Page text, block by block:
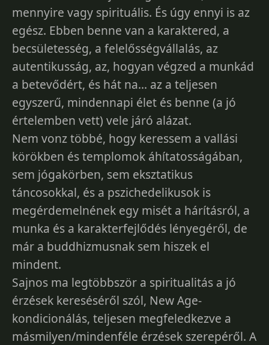
mennyire vagy spirituális. És úgy ennyi is az
egész. Ebben benne van a karaktered, a
becsületesség, a felelősségvállalás, az
autentikusság, az, hogyan végzed a munkád
a betevődért, és hát na... az a teljesen
egyszerű, mindennapi élet és benne (a jó
értelemben vett) vele járó alázat.
Nem vonz többé, hogy keressem a vallási
körökben és templomok áhítatosságában,
sem jógakörben, sem eksztatikus
táncosokkal, és a pszichedelikusok is
megérdemelnének egy misét a hárításról, a
munka és a karakterfejlődés lényegéről, de
már a buddhizmusnak sem hiszek el
mindent.
Sajnos ma legtöbbször a spiritualitás a jó
érzések kereséséről szól, New Age-
kondicionálás, teljesen megfeledkezve a
másmilyen/mindenféle érzések szerepéről. A